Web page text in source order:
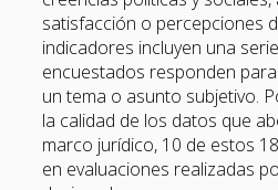
satisfacción o percepciones
indicadores incluyen una
encuestados responden
un tema o asunto subjetivo.
la calidad de los datos que
marco jurídico, 10 de estos
en evaluaciones realizadas